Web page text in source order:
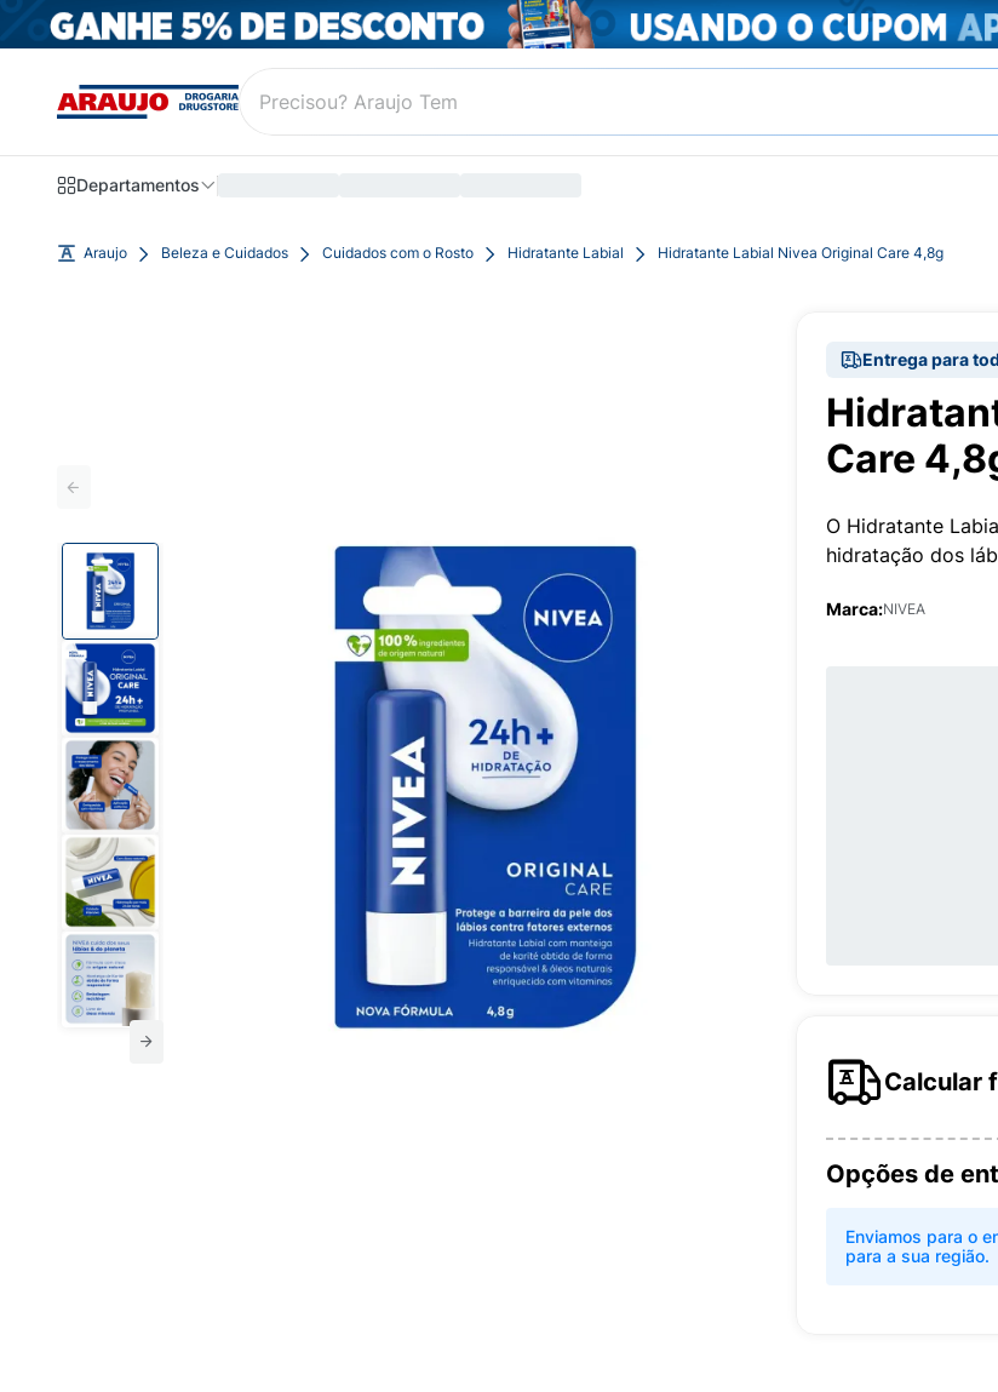
Departamentos
Araujo Beleza e Cuidados Cuidados com o Rosto Hidratante Labial Hidratante Labial Nivea Original Care 4,8g
Entrega para
Care
O Hidratante
hidratação dos
Marca:NIVEA
Calcular
Opções de
Enviamos para o
para a sua região.